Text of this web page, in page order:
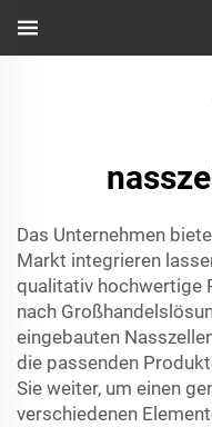
Das Unternehmen
Markt integrieren
qualitativ hochwertige
nach
eingebauten
die passenden
Sie weiter, um einen
verschiedenen